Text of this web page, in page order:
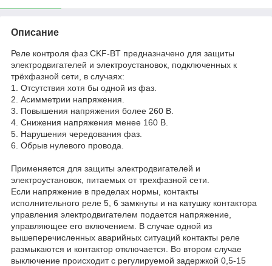
Описание
Реле контроля фаз CKF-BT предназначено для защиты
электродвигателей и электроустановок, подключенных к
трёхфазной сети, в случаях:
1. Отсутствия хотя бы одной из фаз.
2. Асимметрии напряжения.
3. Повышения напряжения более 260 В.
4. Снижения напряжения менее 160 В.
5. Нарушения чередования фаз.
6. Обрыв нулевого провода.
Применяется для защиты электродвигателей и
электроустановок, питаемых от трехфазной сети.
Если напряжение в пределах нормы, контакты
исполнительного реле 5, 6 замкнуты и на катушку контактора
управления электродвигателем подается напряжение,
управляющее его включением. В случае одной из
вышеперечисленных аварийных ситуаций контакты реле
размыкаются и контактор отключается. Во втором случае
выключение происходит с регулируемой задержкой 0,5-15